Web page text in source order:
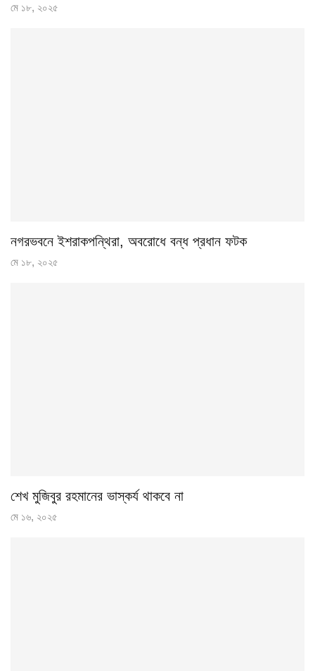
মে ১৮, ২০২৫
নগরভবনে ইশরাকপন্থিরা, অবরোধে বন্ধ প্রধান ফটক
মে ১৮, ২০২৫
শেখ মুজিবুর রহমানের ভাস্কর্য থাকবে না
মে ১৬, ২০২৫